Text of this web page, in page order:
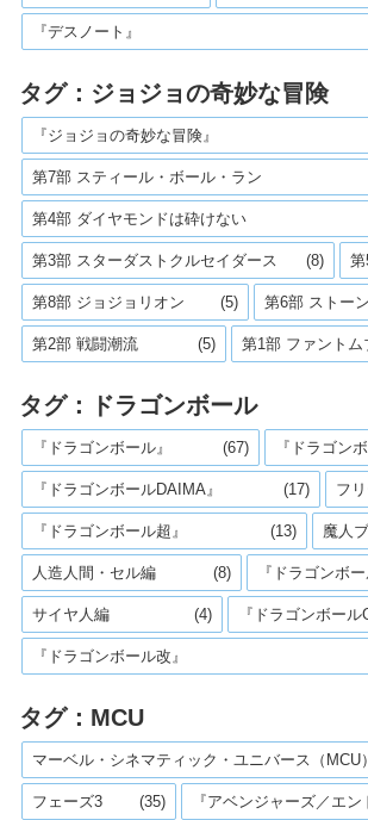
『デスノート』
タグ：ジョジョの奇妙な冒険
『ジョジョの奇妙な冒険』
第7部 スティール・ボール・ラン
第4部 ダイヤモンドは砕けない
第3部 スターダストクルセイダース (8)
第8部 ジョジョリオン (5) 第6部 ストー
第2部 戦闘潮流 (5) 第1部 ファントム
タグ：ドラゴンボール
『ドラゴンボール』 (67) 『ドラゴン
『ドラゴンボールDAIMA』 (17) フ
『ドラゴンボール超』 (13) 魔人
人造人間・セル編 (8) 『ドラゴンボー
サイヤ人編 (4) 『ドラゴンボール
『ドラゴンボール改』
タグ：MCU
マーベル・シネマティック・ユニバース（MCU）
フェーズ3 (35) 『アベンジャーズ／エン